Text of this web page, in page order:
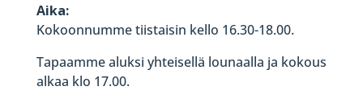
Aika:
Kokoonnumme tiistaisin kello 16.30-18.00.
Tapaamme aluksi yhteisellä lounaalla ja kokous
alkaa klo 17.00.